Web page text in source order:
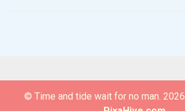
g
© Time and tide wait for no man. 2026